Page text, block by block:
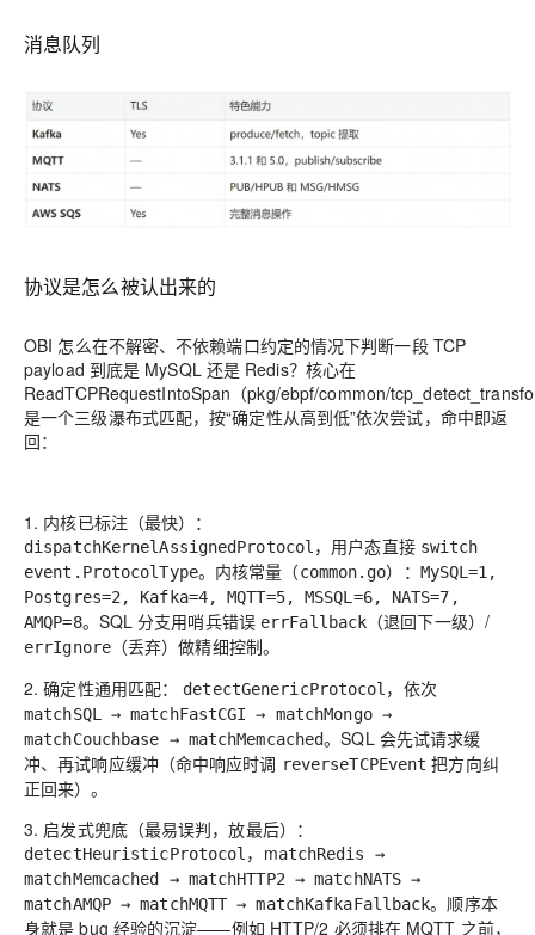
消息队列
协议是怎么被认出来的
OBI 怎么在不解密、不依赖端口约定的情况下判断一段 TCP
payload 到底是 MySQL 还是 Redis？核心在
ReadTCPRequestIntoSpan（pkg/ebpf/common/
是一个三级瀑布式匹配，按“确定性从高到低”依次尝试，命中即返
回：
1. 内核已标注（最快）：
dispatchKernelAssignedProtocol ，用户态直接 switch
event.ProtocolType。内核常量（common.go）： MySQL=1,
Postgres=2, Kafka=4, MQTT=5, MSSQL=6, NATS=7,
AMQP=8。SQL 分支用哨兵错误 errFallback （退回下一级）/
errIgnore（丢弃）做精细控制。
2. 确定性通用匹配：
detectGenericProtocol ，依次
matchSQL → matchFastCGI → matchMongo →
matchCouchbase → matchMemcached。SQL 会先试请求缓
冲、再试响应缓冲（命中响应时调 reverseTCPEvent 把方向纠
正回来）。
3. 启发式兜底（最易误判，放最后）：
detectHeuristicProtocol ，matchRedis →
matchMemcached → matchHTTP2 → matchNATS →
matchAMQP → matchMQTT → matchKafkaFallback。顺序本
身就是 bug 经验的沉淀——例如 HTTP/2 必须排在 MQTT 之前，